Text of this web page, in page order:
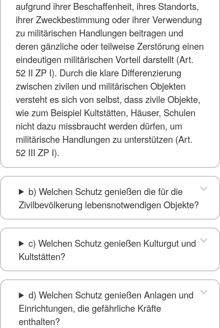
aufgrund ihrer Beschaffenheit, ihres Standorts,
ihrer Zweckbestimmung oder ihrer Verwendung
zu militärischen Handlungen beitragen und
deren gänzliche oder teilweise Zerstörung einen
eindeutigen militärischen Vorteil darstellt (Art.
52 II ZP I). Durch die klare Differenzierung
zwischen zivilen und militärischen Objekten
versteht es sich von selbst, dass zivile Objekte,
wie zum Beispiel Kultstätten, Häuser, Schulen
nicht dazu missbraucht werden dürfen, um
militärische Handlungen zu unterstützen (Art.
52 III ZP I).
b) Welchen Schutz genießen die für die
Zivilbevölkerung lebensnotwendigen Objekte?
c) Welchen Schutz genießen Kulturgut und
Kultstätten?
d) Welchen Schutz genießen Anlagen und
Einrichtungen, die gefährliche Kräfte
enthalten?